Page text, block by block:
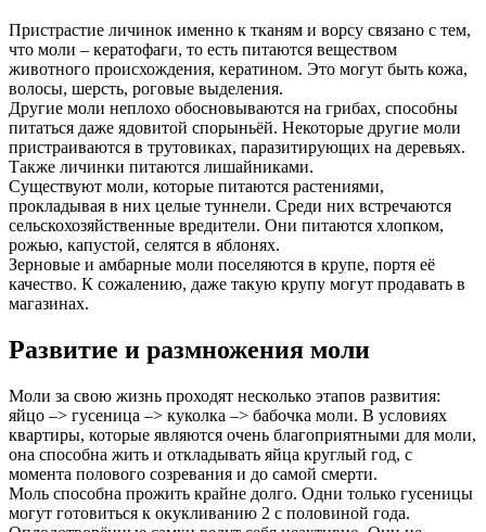
Пристрастие личинок именно к тканям и ворсу связано с тем,
что моли – кератофаги, то есть питаются веществом
животного происхождения, кератином. Это могут быть кожа,
волосы, шерсть, роговые выделения.
Другие моли неплохо обосновываются на грибах, способны
питаться даже ядовитой спорыньёй. Некоторые другие моли
пристраиваются в трутовиках, паразитирующих на деревьях.
Также личинки питаются лишайниками.
Существуют моли, которые питаются растениями,
прокладывая в них целые туннели. Среди них встречаются
сельскохозяйственные вредители. Они питаются хлопком,
рожью, капустой, селятся в яблонях.
Зерновые и амбарные моли поселяются в крупе, портя её
качество. К сожалению, даже такую крупу могут продавать в
магазинах.
Развитие и размножения моли
Моли за свою жизнь проходят несколько этапов развития:
яйцо –> гусеница –> куколка –> бабочка моли. В условиях
квартиры, которые являются очень благоприятными для моли,
она способна жить и откладывать яйца круглый год, с
момента полового созревания и до самой смерти.
Моль способна прожить крайне долго. Одни только гусеницы
могут готовиться к окукливанию 2 с половиной года.